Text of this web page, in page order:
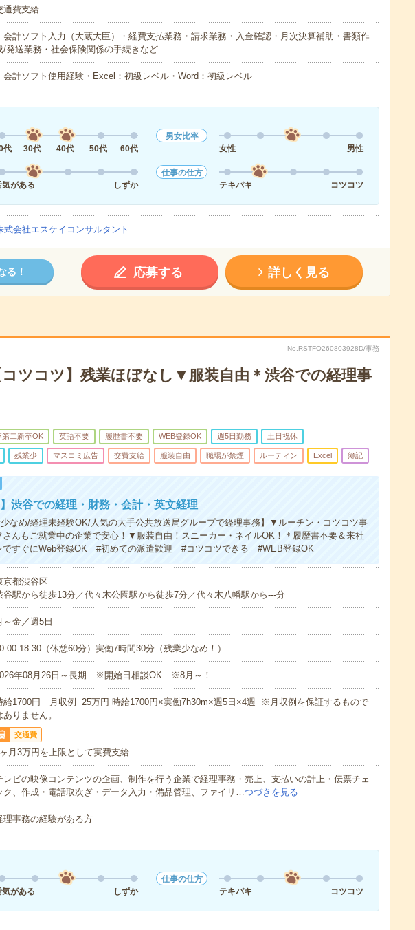
通費支給
会計ソフト入力（大蔵大臣）・経費支払業務・請求業務・入金確認・月次決算補助・書類作
/発送業務・社会保険関係の手続きなど
会計ソフト使用経験・Excel：初級レベル・Word：初級レベル
代
30代 40代 50代 60代
男女比率
女性
男性
気がある
しずか
仕事の仕方
テキパキ
コツコツ
式会社エスケイコンサルタント
る！ 応募する 詳しく見る
No.RSTFO260803928D/事務
コツコツ】残業ほぼなし▼服装自由＊渋谷での経理事
第二新卒OK 英語不要 履歴書不要 WEB登録OK 週5日勤務 土日祝休
残業少 マスコミ広告 交費支給 服装自由 職場が禁煙 ルーティン Excel 簿記
】渋谷での経理・財務・会計・英文経理
少なめ/経理未経験OK/人気の大手公共放送局グループで経理事務】▼ルーチン・コツコツ事
んもご就業中の企業で安心！▼服装自由！スニーカー・ネイルOK！＊履歴書不要＆来社
ですぐにWeb登録OK #初めての派遣歓迎 #コツコツできる #WEB登録OK
京都渋谷区
谷駅から徒歩13分／代々木公園駅から徒歩7分／代々木八幡駅から---分
～金／週5日
18:30（休憩60分）実働7時間30分（残業少なめ！）
年08月26日～長期 ※開始日相談OK ※8月～！
給1700円 月収例 25万円 時給1700円×実働7h30m×週5日×4週 ※月収例を保証するもので
ありません。
交通費
月3万円を上限として実費支給
レビの映像コンテンツの企画、制作を行う企業で経理事務・売上、支払いの計上・伝票チェ
ク、作成・電話取次ぎ・データ入力・備品管理、ファイリ…つづきを見る
理事務の経験がある方
気がある
しずか
仕事の仕方
テキパキ
コツコツ